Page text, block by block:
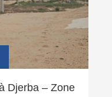
Djerba – Zone